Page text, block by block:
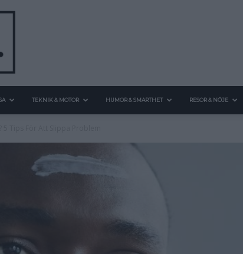
TEKNIK & MOTOR HUMOR & SMARTHET RESOR & NÖJE